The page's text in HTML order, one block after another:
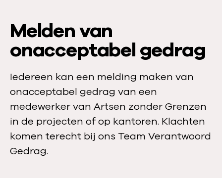
Melden van
onacceptabel gedrag
Iedereen kan een melding maken van
onacceptabel gedrag van een
medewerker van Artsen zonder Grenzen
in de projecten of op kantoren. Klachten
komen terecht bij ons Team Verantwoord
Gedrag.